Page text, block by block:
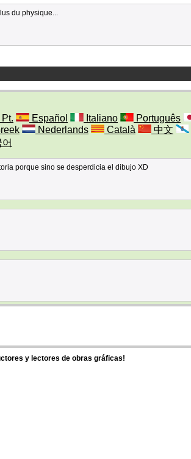
du physique...
Español Italiano
Português
Nederlands Català
中文
porque sino se desperdicia el dibujo XD
y lectores de obras gráficas!